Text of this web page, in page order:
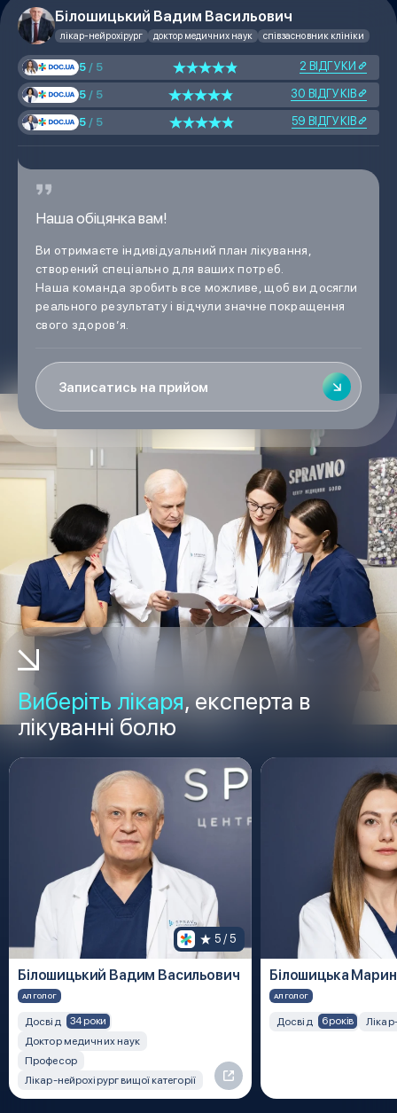
Білошицький Вадим Васильович
лікар-нейрохірург доктор медичних наук співзасновник клініки
5/ 5 2 ВІДГУКИ
5/ 5 30 ВІДГУКІВ
5/ 5 59 ВІДГУКІВ
Наша обіцянка вам!
Ви отримаєте індивідуальний план лікування,
створений спеціально для ваших потреб.
Наша команда зробить все можливе, щоб ви досягли
реального результату і відчули значне покращення
свого здоров’я.
Записатись на прийом
Виберіть лікаря, експерта в
лікуванні болю
5 / 5
Білошицький Вадим Васильович
АЛГОЛОГ
Досвід
34 роки
Доктор медичних наук
Професор
Лікар-нейрохірург вищої категорії
Білошицька
АЛГОЛОГ
Досвід 6 років